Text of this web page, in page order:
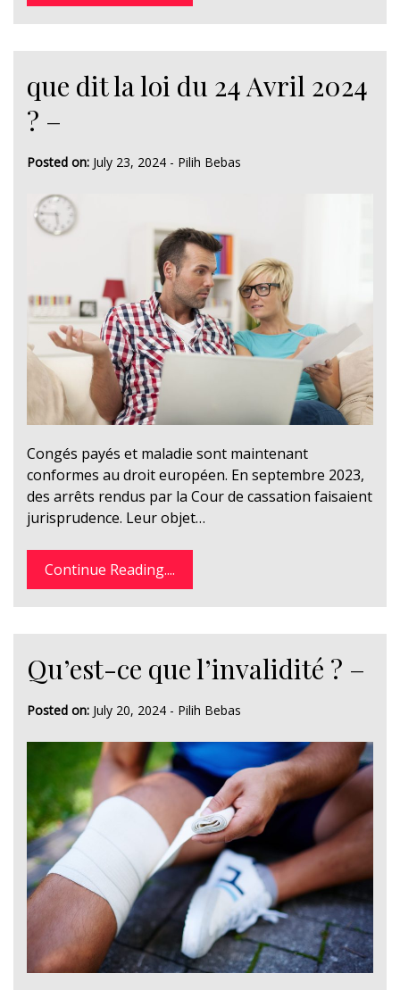
que dit la loi du 24 Avril 2024
? –
Posted on: July 23, 2024 - Pilih Bebas
Congés payés et maladie sont maintenant
conformes au droit européen. En septembre 2023,
des arrêts rendus par la Cour de cassation faisaient
jurisprudence. Leur objet…
Continue Reading....
Qu’est-ce que l’invalidité ? –
Posted on: July 20, 2024 - Pilih Bebas